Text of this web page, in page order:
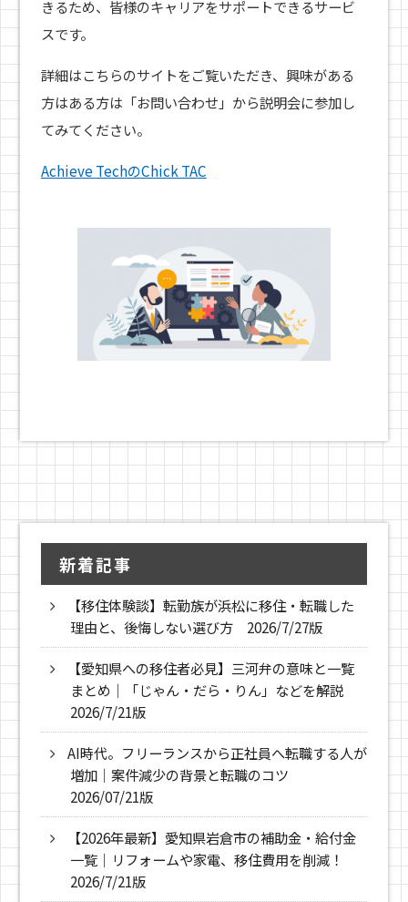
きるため、皆様のキャリアをサポートできるサービ
スです。
詳細はこちらのサイトをご覧いただき、興味がある
方はある方は「お問い合わせ」から説明会に参加し
てみてください。
Achieve TechのChick TAC
Facebook
新着記事
【移住体験談】転勤族が浜松に移住・転職した
理由と、後悔しない選び方 2026/7/27版
【愛知県への移住者必見】三河弁の意味と一覧
まとめ｜「じゃん・だら・りん」などを解説
2026/7/21版
AI時代。フリーランスから正社員へ転職する人が
増加｜案件減少の背景と転職のコツ
2026/07/21版
【2026年最新】愛知県岩倉市の補助金・給付金
一覧｜リフォームや家電、移住費用を削減！
2026/7/21版